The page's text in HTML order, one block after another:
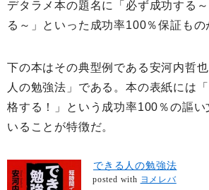
デタラメ本の題名に「必ず成功する
る～」といった成功率100％保証もの
下の本はその典型例である安河内哲
人の勉強法」である。本の表紙には
格する！」という成功率100％の謳い
いることが特徴だ。
できる人の勉強法
posted with ヨメレバ